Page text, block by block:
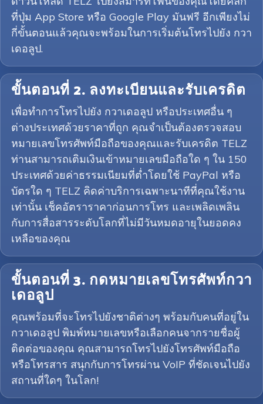
ที่ปุ่ม App Store หรือ Google Play มันฟรี อีกเพียงไม่
กี่ขั้นตอนแล้วคุณจะพร้อมในการเริ่มต้นโทรไปยัง กวา
เดอลูป.
ขั้นตอนที่ 2. ลงทะเบียนและรับเครดิต
เพื่อทำการโทรไปยัง กวาเดอลูป หรือประเทศอื่น ๆ
ต่างประเทศด้วยราคาที่ถูก คุณจำเป็นต้องตรวจสอบ
หมายเลขโทรศัพท์มือถือของคุณและรับเครดิต TELZ
ท่านสามารถเติมเงินเข้าหมายเลขมือถือใด ๆ ใน 150
ประเทศด้วยค่าธรรมเนียมที่ต่ำโดยใช้ PayPal หรือ
บัตรใด ๆ TELZ คิดค่าบริการเฉพาะนาทีที่คุณใช้งาน
เท่านั้น เช็คอัตราราคาก่อนการโทร และเพลิดเพลิน
กับการสื่อสารระดับโลกที่ไม่มีวันหมดอายุในยอดคง
เหลือของคุณ
ขั้นตอนที่ 3. กดหมายเลขโทรศัพท์กวา
เดอลูป
คุณพร้อมที่จะโทรไปยังชาติต่างๆ พร้อมกับคนที่อยู่ใน
กวาเดอลูป พิมพ์หมายเลขหรือเลือกคนจากรายชื่อผู้
ติดต่อของคุณ คุณสามารถโทรไปยังโทรศัพท์มือถือ
หรือโทรสาร สนุกกับการโทรผ่าน VoIP ที่ชัดเจนไปยัง
สถานที่ใดๆ ในโลก!